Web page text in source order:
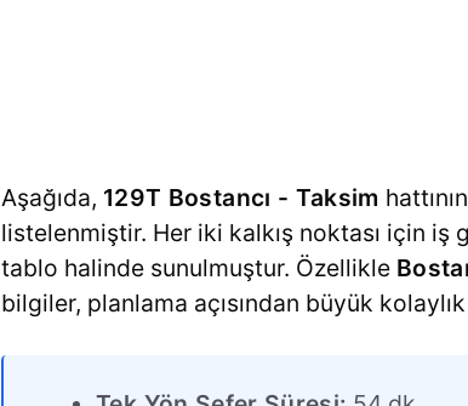
Aşağıda, 129T Bostancı - Taksim
listelenmiştir. Her iki kalkış noktası için
tablo halinde sunulmuştur. Özellikle
bilgiler, planlama açısından büyük